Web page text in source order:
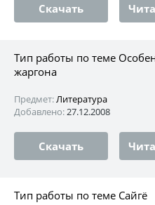
Скачать
Тип работы по теме
жаргона
Предмет:Литература
Добавлено:27.12.2008
Скачать
Тип работы по теме Сайгё